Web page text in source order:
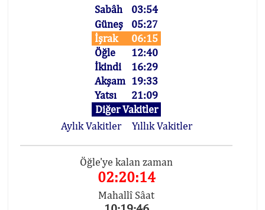
Sabâh
03:54
Güneş
05:27
İşrak
06:15
Öğle
12:40
İkindi
16:29
Akşam 19:33
Yatsı
21:09
Diğer Vakitler
Aylık Vakitler
Yıllık Vakitler
Öğle'ye kalan zaman
02:20:14
Mahallî Sâat